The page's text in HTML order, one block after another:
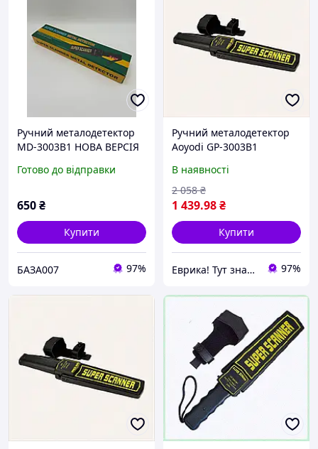
Ручний металодетектор
MD-3003B1 НОВА ВЕРСІЯ
Готово до відправки
650₴
Купити
БАЗА007 97%
Ручний металодетектор
Aoyodi GP-3003B1
В наявності
1 439.98₴
2 058 ₴
Купити
Еврика! Тут знайдеться все! 97%